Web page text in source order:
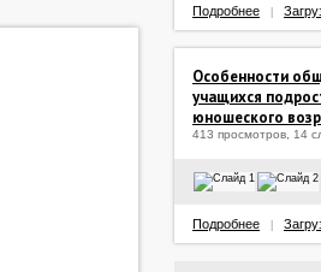
Подробнее
Особенности
учащихся
юношеского
413 просмотров, 14
Подробнее